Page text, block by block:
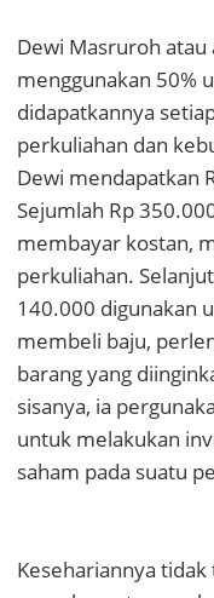
Dewi Masruroh atau
menggunakan 50%
didapatkannya
perkuliahan dan
Dewi mendapatkan
Sejumlah Rp
membayar kostan,
perkuliahan.
140.000 digunakan
membeli baju,
barang yang
sisanya, ia
untuk melakukan
saham pada suatu
Kesehariannya